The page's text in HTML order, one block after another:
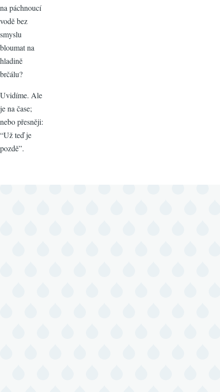
na páchnoucí
vodě bez
smyslu
bloumat na
hladině
brčálu?
Uvidíme. Ale
je na čase;
nebo přesněji:
“Už teď je
pozdě”.